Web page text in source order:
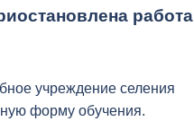
и подарками
У организации два
академия
работа
учреждение селения
форму обучения.